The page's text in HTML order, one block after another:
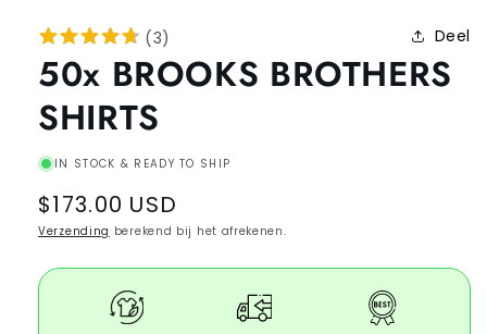
(3) Deel
50x BROOKS BROTHERS
SHIRTS
IN STOCK & READY TO SHIP
Regular
price
$173.00 USD
Verzending berekend bij het afrekenen.